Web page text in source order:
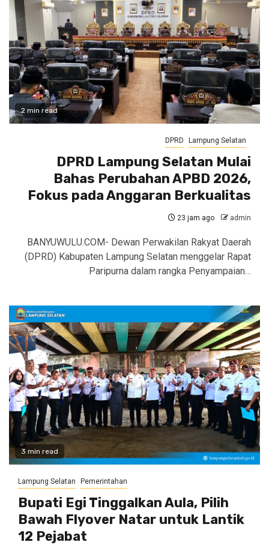
2 min read
DPRD Lampung Selatan
DPRD Lampung Selatan Mulai
Bahas Perubahan APBD 2026,
Fokus pada Anggaran Berkualitas
23 jam ago admin
BANYUWULU.COM- Dewan Perwakilan Rakyat Daerah
(DPRD) Kabupaten Lampung Selatan menggelar Rapat
Paripurna dalam rangka Penyampaian…
3 min read
Lampung Selatan Pemerintahan
Bupati Egi Tinggalkan Aula, Pilih
Bawah Flyover Natar untuk Lantik
12 Pejabat